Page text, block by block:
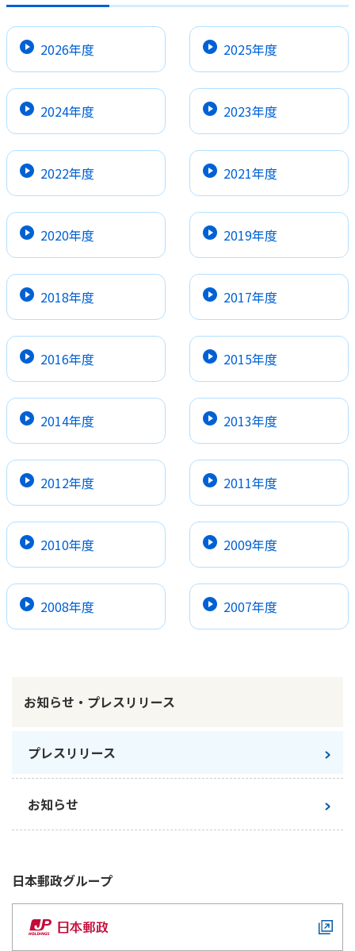
2026年度 2025年度
2024年度 2023年度
2022年度 2021年度
2020年度 2019年度
2018年度 2017年度
2016年度 2015年度
2014年度 2013年度
2012年度 2011年度
2010年度 2009年度
2008年度 2007年度
お知らせ・プレスリリース
プレスリリース
お知らせ
日本郵政グループ